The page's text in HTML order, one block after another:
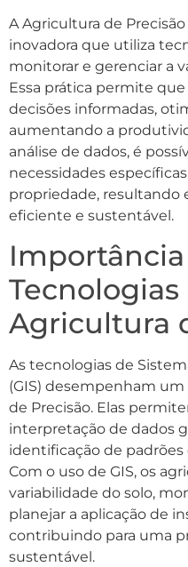
A Agricultura de
inovadora que utiliza
monitorar e gerenciar a
Essa prática permite
decisões informadas,
aumentando a
análise de dados, é
necessidades
propriedade, resultando
eficiente e sustentável.
Tecnologias
Agricultura
As tecnologias de
(GIS) desempenham
de Precisão. Elas
interpretação de dados
identificação de padrões
Com o uso de GIS, os
variabilidade do solo,
planejar a aplicação de
contribuindo para uma
sustentável.